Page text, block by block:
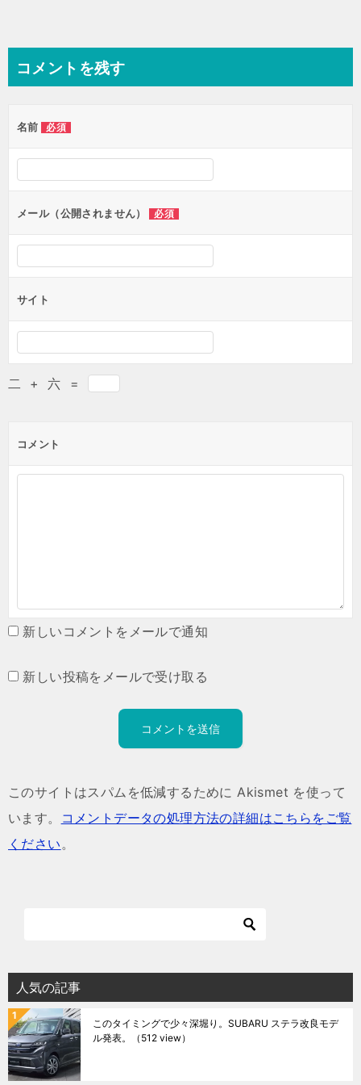
コメントを残す
名前 必須
メール（公開されません） 必須
サイト
二 + 六 =
コメント
新しいコメントをメールで通知
新しい投稿をメールで受け取る
このサイトはスパムを低減するために Akismet を使って
います。
コメントデータの処理方法の詳細はこちらをご覧
ください。
人気の記事
このタイミングで少々深堀り。SUBARU ステラ改良モデ
ル発表。
（512 view）